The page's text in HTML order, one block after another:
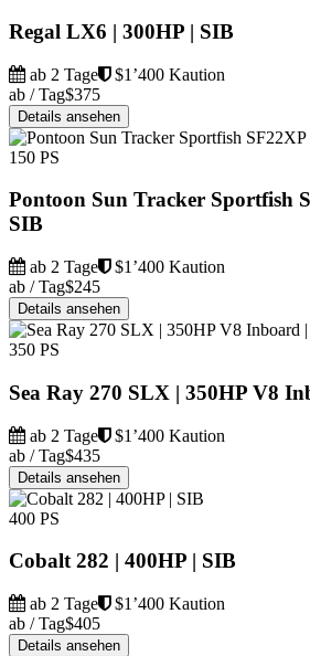
Regal LX6 | 300HP | SIB
ab 2 Tage
$1’400 Kaution
ab / Tag$375
Details ansehen
150 PS
Pontoon Sun Tracker Sportfish
SIB
ab 2 Tage
$1’400 Kaution
ab / Tag$245
Details ansehen
350 PS
Sea Ray 270 SLX | 350HP V8
ab 2 Tage
$1’400 Kaution
ab / Tag$435
Details ansehen
400 PS
Cobalt 282 | 400HP | SIB
ab 2 Tage
$1’400 Kaution
ab / Tag$405
Details ansehen